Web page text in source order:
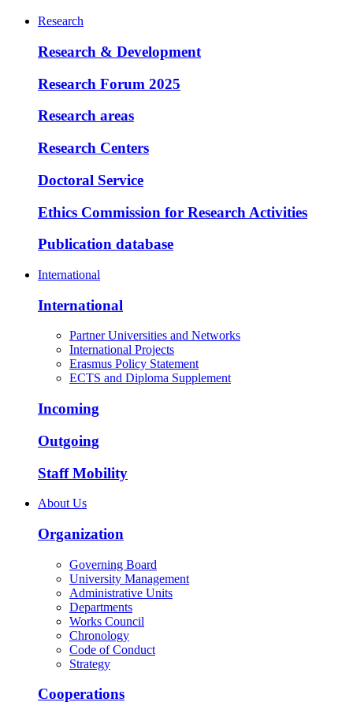
Research
Research & Development
Research Forum 2025
Research areas
Research Centers
Doctoral Service
Ethics Commission for Research Activities
Publication database
International
International
Partner Universities and Networks
International Projects
Erasmus Policy Statement
ECTS and Diploma Supplement
Incoming
Outgoing
Staff Mobility
About Us
Organization
Governing Board
University Management
Administrative Units
Departments
Works Council
Chronology
Code of Conduct
Strategy
Cooperations